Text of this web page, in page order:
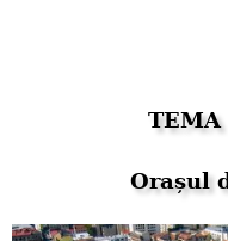
TEMA
Orașul